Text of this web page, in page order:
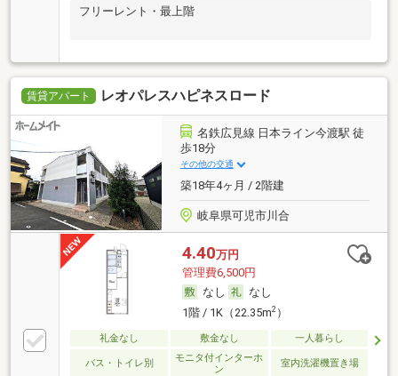
フリーレント・最上階
賃貸アパート レオパレスハピネスロード
名鉄広見線 日本ライン今渡駅 徒
歩18分
その他の交通
築18年4ヶ月 / 2階建
岐阜県可児市川合
4.40万円
管理費6,500円
なし
なし
1階 / 1K（22.35m2）
礼金なし 敷金なし 一人暮らし
バス・トイレ別
モニタ付インターホ
ン
室内洗濯機置き場